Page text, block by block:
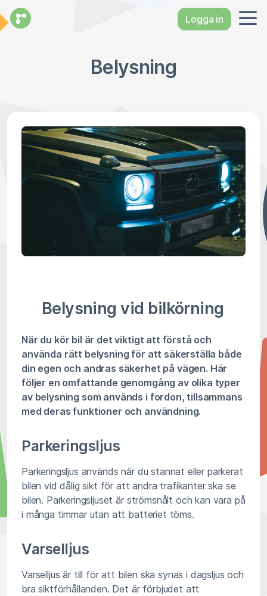
Logga in
Belysning
Belysning vid bilkörning
När du kör bil är det viktigt att förstå och
använda rätt belysning för att säkerställa både
din egen och andras säkerhet på vägen. Här
följer en omfattande genomgång av olika typer
av belysning som används i fordon, tillsammans
med deras funktioner och användning.
Parkeringsljus
Parkeringsljus används när du stannat eller parkerat
bilen vid dålig sikt för att andra trafikanter ska se
bilen. Parkeringsljuset är strömsnålt och kan vara på
i många timmar utan att batteriet töms.
Varselljus
Varselljus är till för att bilen ska synas i dagsljus och
bra siktförhållanden. Det är förbjudet att